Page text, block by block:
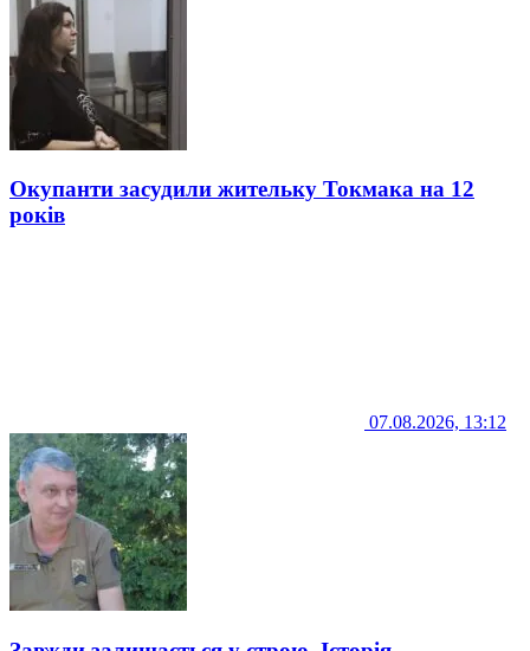
Окупанти засудили жительку Токмака на 12
років
07.08.2026, 13:12